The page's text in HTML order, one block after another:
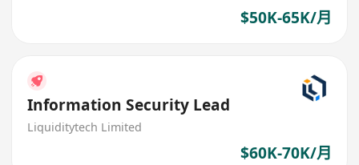
$50K-65K/月
Information Security Lead
Liquiditytech Limited
$60K-70K/月